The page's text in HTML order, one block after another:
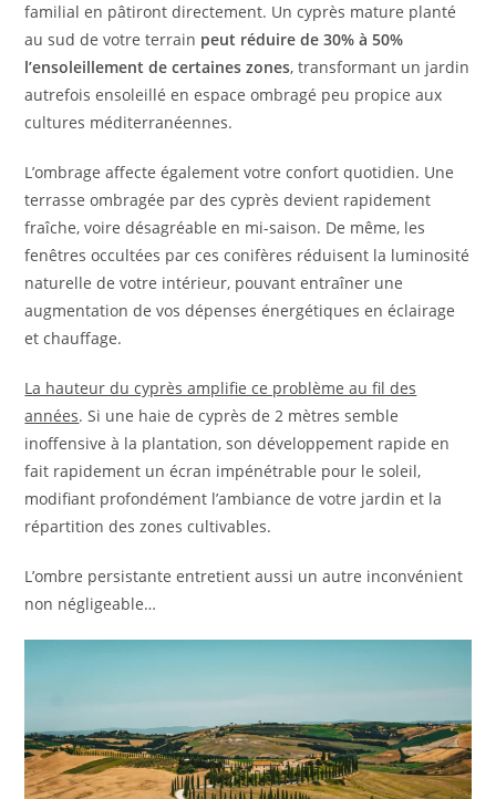
familial en pâtiront directement. Un cyprès mature planté
au sud de votre terrain peut réduire de 30% à 50%
l’ensoleillement de certaines zones, transformant un jardin
autrefois ensoleillé en espace ombragé peu propice aux
cultures méditerranéennes.
L’ombrage affecte également votre confort quotidien. Une
terrasse ombragée par des cyprès devient rapidement
fraîche, voire désagréable en mi-saison. De même, les
fenêtres occultées par ces conifères réduisent la luminosité
naturelle de votre intérieur, pouvant entraîner une
augmentation de vos dépenses énergétiques en éclairage
et chauffage.
La hauteur du cyprès amplifie ce problème au fil des
années. Si une haie de cyprès de 2 mètres semble
inoffensive à la plantation, son développement rapide en
fait rapidement un écran impénétrable pour le soleil,
modifiant profondément l’ambiance de votre jardin et la
répartition des zones cultivables.
L’ombre persistante entretient aussi un autre inconvénient
non négligeable…